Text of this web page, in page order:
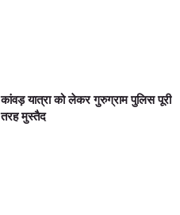
कांवड़ यात्रा को लेकर गुरुग्राम पुलिस पूरी
तरह मुस्तैद